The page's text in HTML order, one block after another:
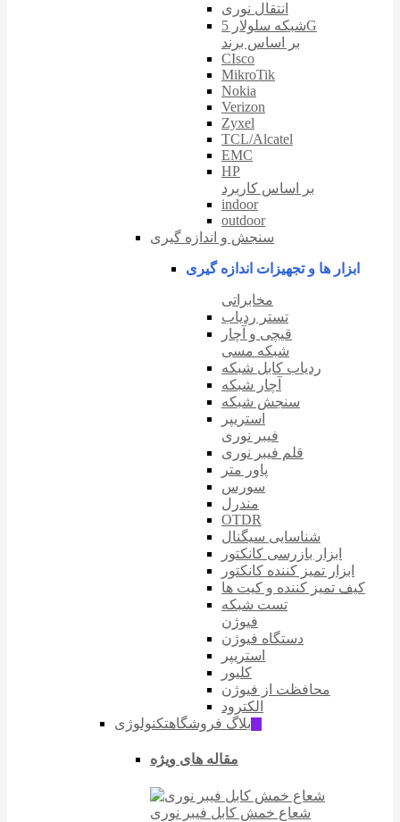
انتقال نوری
شبکه سلولار 5G
بر اساس برند
CIsco
MikroTik
Nokia
Verizon
Zyxel
TCL/Alcatel
EMC
HP
بر اساس کاربرد
indoor
outdoor
سنجش و اندازه گیری
ابزار ها و تجهیزات اندازه گیری
مخابراتی
تستر ردیاب
قیچی و آچار
شبکه مسی
ردیاب کابل شبکه
آچار شبکه
سنجش شبکه
استریپر
فیبر نوری
قلم فیبر نوری
پاور متر
سورس
مندرل
OTDR
شناسایی سیگنال
ابزار بازرسی کانکتور
ابزار تمیز کننده کانکتور
کیف تمیز کننده و کیت ها
تست شبکه
فیوژن
دستگاه فیوژن
استریپر
کلیور
محافظت از فیوژن
الکترود
بلاگ فروشگاهتکنولوژی
مقاله های ویژه
شعاع خمش کابل فیبر نوری